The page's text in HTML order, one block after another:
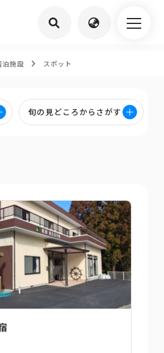
泊施設 スポット
旬の見どころからさがす